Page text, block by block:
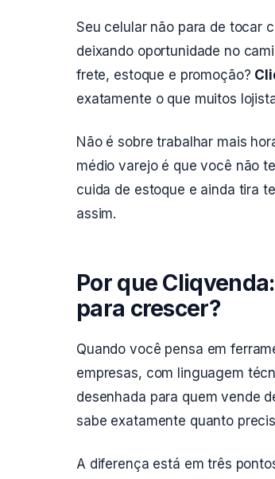
Seu celular não para de tocar
deixando oportunidade no
frete, estoque e promoção?
exatamente o que muitos
Não é sobre trabalhar mais
médio varejo é que você não
cuida de estoque e ainda tira
assim.
Por que
para crescer?
Quando você pensa em
empresas, com linguagem
desenhada para quem vende
sabe exatamente quanto
A diferença está em três